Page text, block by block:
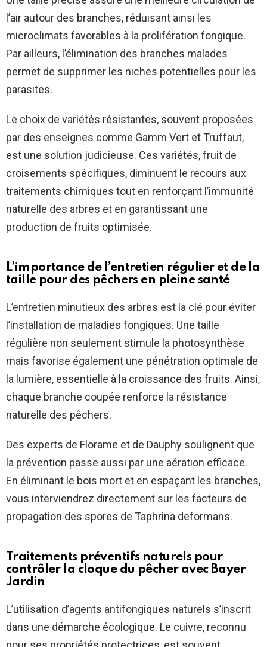
l’air autour des branches, réduisant ainsi les
microclimats favorables à la prolifération fongique.
Par ailleurs, l’élimination des branches malades
permet de supprimer les niches potentielles pour les
parasites.
Le choix de variétés résistantes, souvent proposées
par des enseignes comme Gamm Vert et Truffaut,
est une solution judicieuse. Ces variétés, fruit de
croisements spécifiques, diminuent le recours aux
traitements chimiques tout en renforçant l’immunité
naturelle des arbres et en garantissant une
production de fruits optimisée.
L’importance de l’entretien régulier et de la
taille pour des pêchers en pleine santé
L’entretien minutieux des arbres est la clé pour éviter
l’installation de maladies fongiques. Une taille
régulière non seulement stimule la photosynthèse
mais favorise également une pénétration optimale de
la lumière, essentielle à la croissance des fruits. Ainsi,
chaque branche coupée renforce la résistance
naturelle des pêchers.
Des experts de Florame et de Dauphy soulignent que
la prévention passe aussi par une aération efficace.
En éliminant le bois mort et en espaçant les branches,
vous interviendrez directement sur les facteurs de
propagation des spores de Taphrina deformans.
Traitements préventifs naturels pour
contrôler la cloque du pêcher avec Bayer
Jardin
L’utilisation d’agents antifongiques naturels s’inscrit
dans une démarche écologique. Le cuivre, reconnu